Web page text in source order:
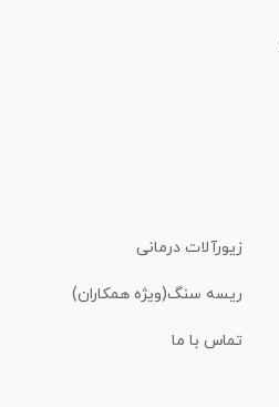
زیورآلات درمانی
ریسه سنگ(ویژه همکاران)
تماس با ما